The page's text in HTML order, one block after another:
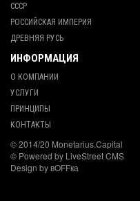
СССР
РОССИЙСКАЯ ИМПЕРИЯ
ДРЕВНЯЯ РУСЬ
ИНФОРМАЦИЯ
О КОМПАНИИ
УСЛУГИ
ПРИНЦИПЫ
КОНТАКТЫ
© 2014/20 Monetarius.Capital
© Powered by LiveStreet CMS
Design by вOFFка